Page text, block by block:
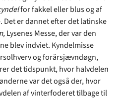
for fakkel eller blus og af
Det er dannet efter det latinske
Lysenes Messe, der var den
blev indviet. Kyndelmisse
og forårsjævndøgn,
det tidspunkt, hvor halvdelen
var det også der, hvor
af vinterfoderet tilbage til